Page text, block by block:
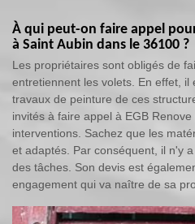
À qui peut-on faire appel
à Saint Aubin dans le 36100 ?
Les propriétaires sont obligés de
entretiennent les volets. En effet, il
travaux de peinture de ces
invités à faire appel à EGB
interventions. Sachez que les
et adaptés. Par conséquent, il n'y
des tâches. Son devis est
engagement qui va naître de sa